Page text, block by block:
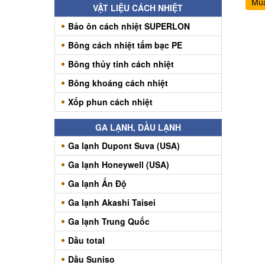
VẬT LIỆU CÁCH NHIỆT
Bảo ôn cách nhiệt SUPERLON
Bông cách nhiệt tấm bạc PE
Bông thủy tinh cách nhiệt
Bông khoáng cách nhiệt
Xốp phun cách nhiệt
GA LẠNH, DẦU LẠNH
Ga lạnh Dupont Suva (USA)
Ga lạnh Honeywell (USA)
Ga lạnh Ấn Độ
Ga lạnh Akashi Taisei
Ga lạnh Trung Quốc
Dầu total
Dầu Suniso